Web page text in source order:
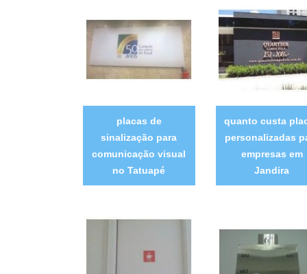
placas de
sinalização para
comunicação visual
no Tatuapé
quanto custa
personalizadas
empresas em
Jandira